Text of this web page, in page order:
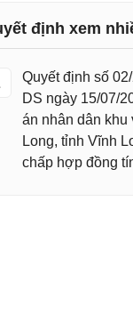
định xem
Quyết định số
DS ngày 15/07/
án nhân dân khu
Long, tỉnh Vĩnh
chấp hợp đồng